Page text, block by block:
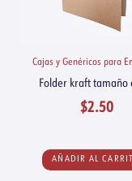
Cajas y Genéricos para
Folder kraft tamaño
$2.50
AÑADIR AL